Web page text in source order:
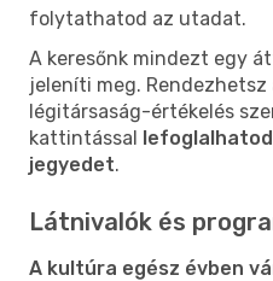
folytathatod az utadat.
A keresőnk mindezt egy
jeleníti meg.
légitársaság-értékelés
kattintással
jegyedet.
Látnivalók és
A kultúra egész évben